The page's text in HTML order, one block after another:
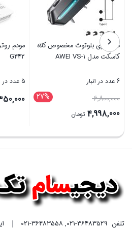
هندزفری بلوتوث مخصوص کلاه
کاسکت مدل AWEI VS-1
6 عدد در انبار
27% 6,800,000قیمت
اصلی
بود.
4,998,000 تومان
بستن
مودم
G442
5 عدد در انبار
بستن
تلفن 021-36483529
,
021-36483558